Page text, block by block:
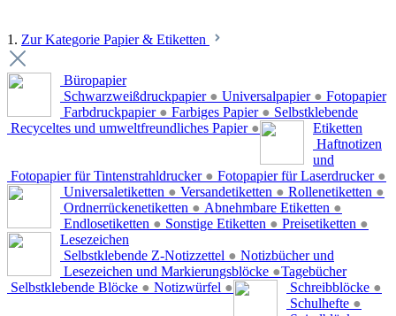
1. Zur Kategorie Papier & Etiketten
Büropapier
Schwarzweißdruckpapier ● Universalpapier ●
Farbdruckpapier ● Farbiges Papier ●
Recyceltes und umweltfreundliches Papier ●
Fotopapier
Fotopapier für Tintenstrahldrucker ● Fotopapier für Laserdrucker ●
Selbstklebende
Etiketten
Universaletiketten ● Versandetiketten ● Rollenetiketten ●
Ordnerrückenetiketten ● Abnehmbare Etiketten ●
Endlosetiketten ● Sonstige Etiketten ● Preisetiketten ●
Haftnotizen
und
Lesezeichen
Selbstklebende Z-Notizzettel ●
Lesezeichen und Markierungsblöcke ●
Selbstklebende Blöcke ● Notizwürfel ●
Notizbücher und
Tagebücher
Schreibblöcke ●
Schulhefte ●